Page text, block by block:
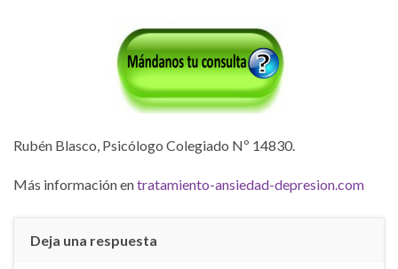
Rubén Blasco, Psicólogo Colegiado Nº 14830.
Más información entratamiento-ansiedad-depresion.com
Deja una respuesta